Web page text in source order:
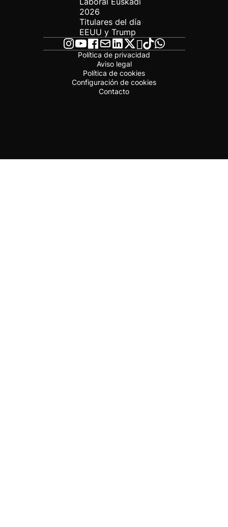
2026
Titulares del día
EEUU y Trump
Política de privacidad
Aviso legal
Política de cookies
Configuración de cookies
Contacto